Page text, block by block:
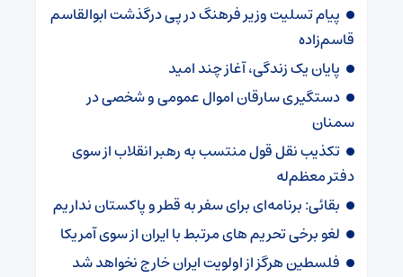
پیام تسلیت وزیر فرهنگ در پی درگذشت ابوالقاسم
قاسم‌زاده
پایان یک زندگی، آغاز چند امید
دستگیری سارقان اموال عمومی و شخصی در
سمنان
تکذیب نقل قول منتسب به رهبر انقلاب از سوی
دفتر معظم‌له
بقائی: برنامه‌ای برای سفر به قطر و پاکستان نداریم
لغو برخی تحریم های مرتبط با ایران از سوی آمریکا
فلسطین هرگز از اولویت ایران خارج نخواهد شد